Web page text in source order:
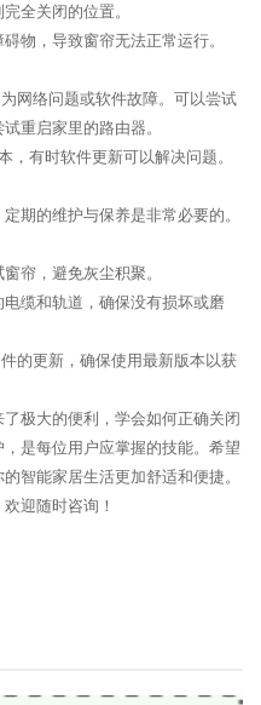
全关闭的位置。
物，导致窗帘无法正常运行。
网络问题或软件故障。可以尝试
重启家里的路由器。
，有时软件更新可以解决问题。
期的维护与保养是非常必要的。
帘，避免灰尘积聚。
缆和轨道，确保没有损坏或磨
的更新，确保使用最新版本以获
极大的便利，学会如何正确关闭
是每位用户应掌握的技能。希望
智能家居生活更加舒适和便捷。
迎随时咨询！